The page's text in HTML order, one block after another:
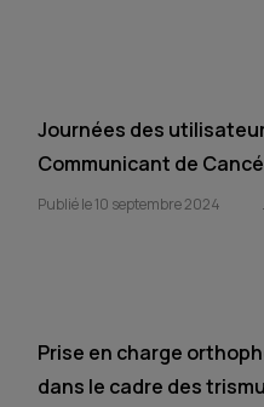
Journées des
Communicant de
Publié le 10 septembre 2024
Prise en charge
dans le cadre des